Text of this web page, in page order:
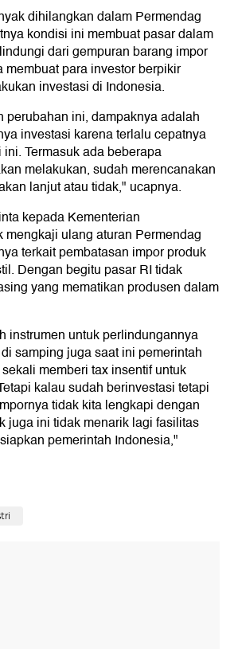
dihilangkan dalam Permendag
kondisi ini membuat pasar dalam
dari gempuran barang impor
para investor berpikir
investasi di Indonesia.
perubahan ini, dampaknya adalah
investasi karena terlalu cepatnya
Termasuk ada beberapa
melakukan, sudah merencanakan
lanjut atau tidak," ucapnya.
kepada Kementerian
mengkaji ulang aturan Permendag
terkait pembatasan impor produk
Dengan begitu pasar RI tidak
yang mematikan produsen dalam
instrumen untuk perlindungannya
samping juga saat ini pemerintah
memberi tax insentif untuk
kalau sudah berinvestasi tetapi
tidak kita lengkapi dengan
juga ini tidak menarik lagi fasilitas
pemerintah Indonesia,"